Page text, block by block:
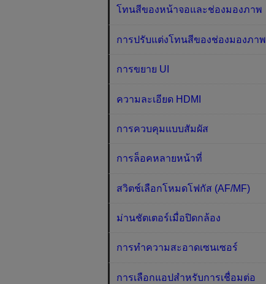
โทนสีของหน้าจอและช่องมองภาพ
การปรับแต่งโทนสีของช่องมองภาพ
การขยาย UI
ความละเอียด HDMI
การควบคุมแบบสัมผัส
การล็อคหลายหน้าที่
สวิตช์เลือกโหมดโฟกัส (AF/MF)
ม่านชัตเตอร์เมื่อปิดกล้อง
การทำความสะอาดเซนเซอร์
การเลือกแอปสำหรับการเชื่อมต่อ